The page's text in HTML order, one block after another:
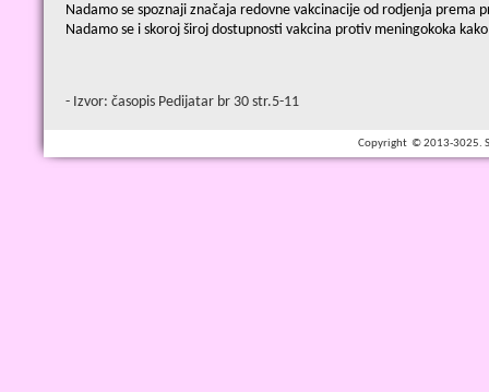
Nadamo se spoznaji značaja redovne vakcinacije od rodjenja
Nadamo se i skoroj široj dostupnosti vakcina protiv meningokoka
- Izvor: časopis Pedijatar br 30 str.5-11
Copyright © 2013-3025.